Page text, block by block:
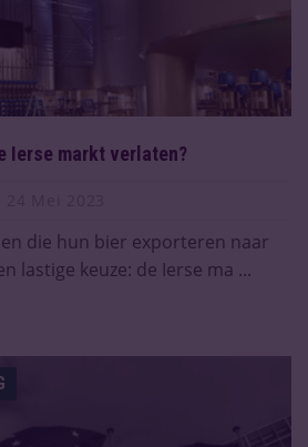
Ierse markt verlaten?
die hun bier exporteren naar
lastige keuze: de Ierse ma ...